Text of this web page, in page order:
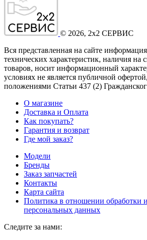
© 2026, 2x2 СЕРВИС
Вся представленная на сайте
технических характеристик, наличия на
товаров, носит информационный
условиях не является публичной
положениями Статьи 437 (2)
О магазине
Доставка и Оплата
Как покупать?
Гарантия и возврат
Где мой заказ?
Модели
Бренды
Заказ запчастей
Контакты
Карта сайта
Политика в отношении обработки
персональных данных
Следите за нами: